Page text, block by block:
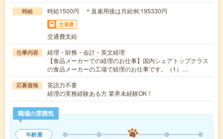
時給 時給1500円 ＊直雇用後は月給例:195330円
交通費
交通費支給
仕事内容
経理・財務・会計・英文経理
【食品メーカーでの経理のお仕事】国内シェアトップクラス
の食品メーカーの工場で経理のお仕事です。（1）…
応募資格
英語力不要
経理の実務経験ある方 業界未経験OK！
職場の雰囲気
年齢層